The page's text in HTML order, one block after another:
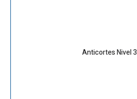
Anticortes Nivel 3